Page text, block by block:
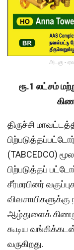
அடகு -
ரூ.1 லட்சம்
திருச்சி
(TABCEDCO)
பிற்படுத்தப்
சீர்மரபினர்
விவசாயிகளுக்கு
ஆழ்துளைக்
கூடிய
வருகிறது.